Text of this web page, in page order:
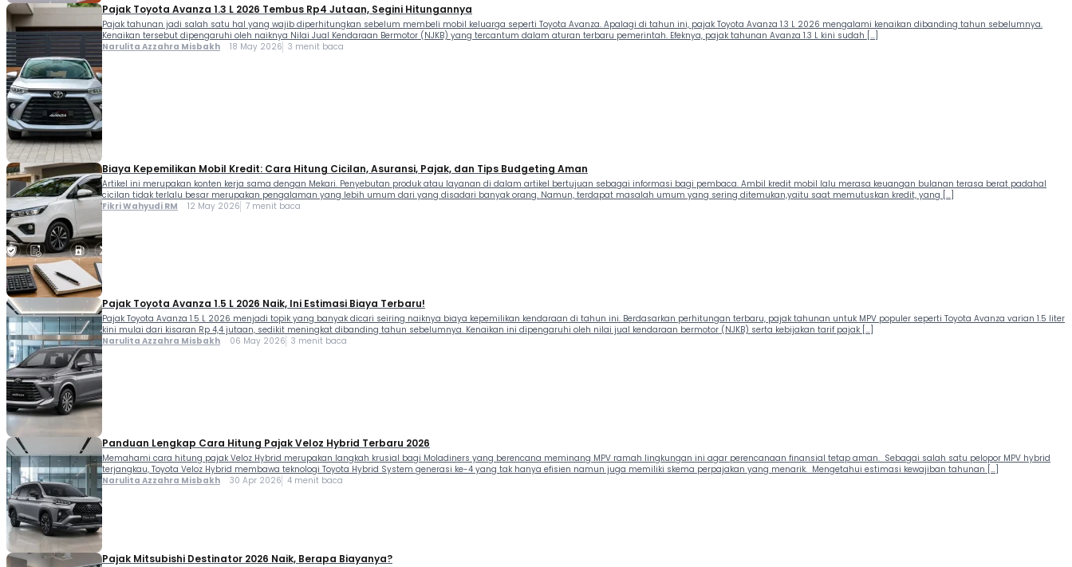
Pajak Toyota Avanza 1.3 L 2026 Tembus Rp4 Jutaan, Segini Hitungannya
Pajak tahunan jadi salah satu hal yang wajib diperhitungkan sebelum membeli mobil keluarga seperti Toyota Avanza. Apalagi di tahun ini, pajak Toyota Avanza 1.3 L 2026 mengalami kenaikan dibanding tahun sebelumnya.
Kenaikan tersebut dipengaruhi oleh naiknya Nilai Jual Kendaraan Bermotor (NJKB) yang tercantum dalam aturan terbaru pemerintah. Efeknya, pajak tahunan Avanza 1.3 L kini sudah […]
Narulita Azzahra Misbakh 18 May 2026 3 menit baca
Biaya Kepemilikan Mobil Kredit: Cara Hitung Cicilan, Asuransi, Pajak, dan Tips Budgeting Aman
Artikel ini merupakan konten kerja sama dengan Mekari. Penyebutan produk atau layanan di dalam artikel bertujuan sebagai informasi bagi pembaca. Ambil kredit mobil lalu merasa keuangan bulanan terasa berat padahal
cicilan tidak terlalu besar merupakan pengalaman yang lebih umum dari yang disadari banyak orang. Namun, terdapat masalah umum yang sering ditemukan,yaitu saat memutuskan kredit, yang […]
Fikri Wahyudi RM 12 May 2026 7 menit baca
Pajak Toyota Avanza 1.5 L 2026 Naik, Ini Estimasi Biaya Terbaru!
Pajak Toyota Avanza 1.5 L 2026 menjadi topik yang banyak dicari seiring naiknya biaya kepemilikan kendaraan di tahun ini. Berdasarkan perhitungan terbaru, pajak tahunan untuk MPV populer seperti Toyota Avanza varian 1.5 liter
kini mulai dari kisaran Rp 4,4 jutaan, sedikit meningkat dibanding tahun sebelumnya. Kenaikan ini dipengaruhi oleh nilai jual kendaraan bermotor (NJKB) serta kebijakan tarif pajak […]
Narulita Azzahra Misbakh 06 May 2026 3 menit baca
Panduan Lengkap Cara Hitung Pajak Veloz Hybrid Terbaru 2026
Memahami cara hitung pajak Veloz Hybrid merupakan langkah krusial bagi Moladiners yang berencana meminang MPV ramah lingkungan ini agar perencanaan finansial tetap aman. Sebagai salah satu pelopor MPV hybrid
terjangkau, Toyota Veloz Hybrid membawa teknologi Toyota Hybrid System generasi ke-4 yang tak hanya efisien namun juga memiliki skema perpajakan yang menarik. Mengetahui estimasi kewajiban tahunan […]
Narulita Azzahra Misbakh 30 Apr 2026 4 menit baca
Pajak Mitsubishi Destinator 2026 Naik, Berapa Biayanya?